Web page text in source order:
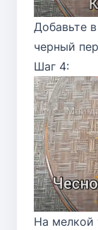
Добавьте
черный
Шаг 4:
На мелкой